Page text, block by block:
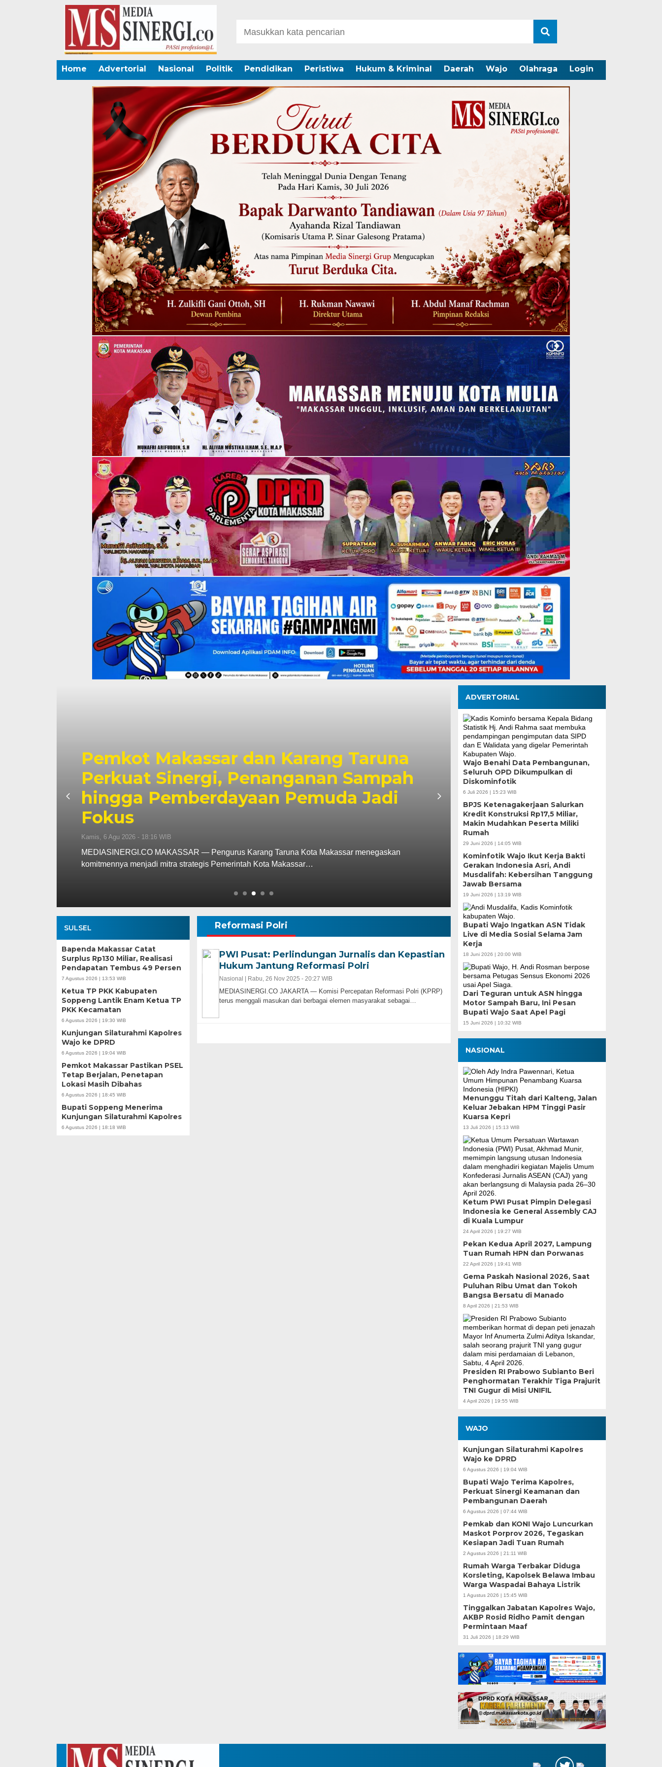
Home Advertorial Nasional Politik Pendidikan Peristiwa Hukum & Kriminal Daerah Wajo Olahraga Login
Tinjau Renovasi SDN Pannara,
Supratman Pastikan Proyek Tepat
Mutu Demi Pendidikan Berkualitas di
Makassar
Rabu, 5 Agu 2026 - 19:50 WIB
MEDIASINERGI.CO MAKASSAR — DPRD Kota Makassar, Supratman melakukan peninjauan
langsung terhadap progres renovasi UPT SPF SD…
Dubes Singapura
Munafri, Bahas
ASN hingga
Rabu, 5 Agu 2026 - 18:31 WIB
MEDIASINERGI.CO MAKASSAR — Wali Kota
Duta Besar Singapura untuk Indonesia, Kwok…
SULSEL
Bapenda Makassar Catat
Surplus Rp130 Miliar, Realisasi
Pendapatan Tembus 49 Persen
7 Agustus 2026 | 13:53 WIB
Ketua TP PKK Kabupaten
Soppeng Lantik Enam Ketua TP
PKK Kecamatan
6 Agustus 2026 | 19:30 WIB
Kunjungan Silaturahmi Kapolres
Wajo ke DPRD
6 Agustus 2026 | 19:04 WIB
Pemkot Makassar Pastikan PSEL
Tetap Berjalan, Penetapan
Lokasi Masih Dibahas
6 Agustus 2026 | 18:45 WIB
Bupati Soppeng Menerima
Kunjungan Silaturahmi Kapolres
6 Agustus 2026 | 18:18 WIB
Reformasi Polri
PWI Pusat: Perlindungan Jurnalis dan Kepastian
Hukum Jantung Reformasi Polri
Nasional | Rabu, 26 Nov 2025 - 20:27 WIB
MEDIASINERGI.CO JAKARTA — Komisi Percepatan Reformasi Polri (KPRP)
terus menggali masukan dari berbagai elemen masyarakat sebagai…
ADVERTORIAL
Wajo Benahi Data Pembangunan,
Seluruh OPD Dikumpulkan di
Diskominfotik
6 Juli 2026 | 15:23 WIB
BPJS Ketenagakerjaan Salurkan
Kredit Konstruksi Rp17,5 Miliar,
Makin Mudahkan Peserta Miliki
Rumah
29 Juni 2026 | 14:05 WIB
Kominfotik Wajo Ikut Kerja Bakti
Gerakan Indonesia Asri, Andi
Musdalifah: Kebersihan Tanggung
Jawab Bersama
19 Juni 2026 | 13:19 WIB
Bupati Wajo Ingatkan ASN Tidak
Live di Media Sosial Selama Jam
Kerja
18 Juni 2026 | 20:00 WIB
Dari Teguran untuk ASN hingga
Motor Sampah Baru, Ini Pesan
Bupati Wajo Saat Apel Pagi
15 Juni 2026 | 10:32 WIB
NASIONAL
Menunggu Titah dari Kalteng, Jalan
Keluar Jebakan HPM Tinggi Pasir
Kuarsa Kepri
13 Juli 2026 | 15:13 WIB
Ketum PWI Pusat Pimpin Delegasi
Indonesia ke General Assembly CAJ
di Kuala Lumpur
24 April 2026 | 19:27 WIB
Pekan Kedua April 2027, Lampung
Tuan Rumah HPN dan Porwanas
22 April 2026 | 19:41 WIB
Gema Paskah Nasional 2026, Saat
Puluhan Ribu Umat dan Tokoh
Bangsa Bersatu di Manado
8 April 2026 | 21:53 WIB
Presiden RI Prabowo Subianto Beri
Penghormatan Terakhir Tiga Prajurit
TNI Gugur di Misi UNIFIL
4 April 2026 | 19:55 WIB
WAJO
Kunjungan Silaturahmi Kapolres
Wajo ke DPRD
6 Agustus 2026 | 19:04 WIB
Bupati Wajo Terima Kapolres,
Perkuat Sinergi Keamanan dan
Pembangunan Daerah
6 Agustus 2026 | 07:44 WIB
Pemkab dan KONI Wajo Luncurkan
Maskot Porprov 2026, Tegaskan
Kesiapan Jadi Tuan Rumah
2 Agustus 2026 | 21:11 WIB
Rumah Warga Terbakar Diduga
Korsleting, Kapolsek Belawa Imbau
Warga Waspadai Bahaya Listrik
1 Agustus 2026 | 15:45 WIB
Tinggalkan Jabatan Kapolres Wajo,
AKBP Rosid Ridho Pamit dengan
Permintaan Maaf
31 Juli 2026 | 18:29 WIB